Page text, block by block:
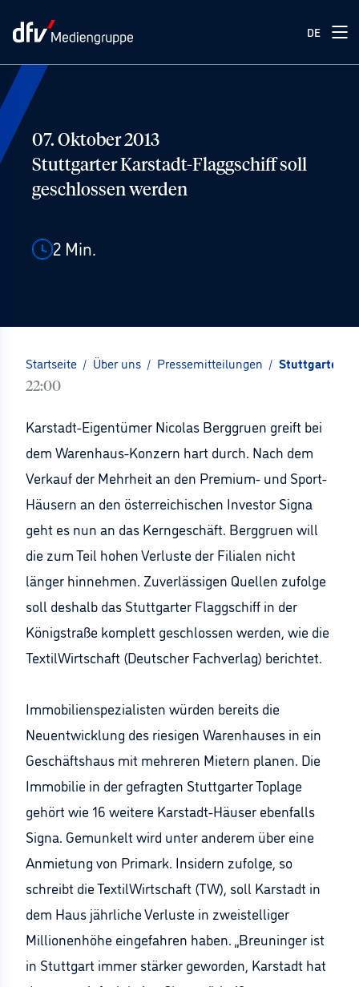
DE
07. Oktober 2013
Stuttgarter Karstadt-Flaggschiff soll
geschlossen werden
2 Min.
Startseite / Über uns / Pressemitteilungen / Stuttgarter
22:00
Karstadt-Eigentümer Nicolas Berggruen greift bei
dem Warenhaus-Konzern hart durch. Nach dem
Verkauf der Mehrheit an den Premium- und Sport-
Häusern an den österreichischen Investor Signa
geht es nun an das Kerngeschäft. Berggruen will
die zum Teil hohen Verluste der Filialen nicht
länger hinnehmen. Zuverlässigen Quellen zufolge
soll deshalb das Stuttgarter Flaggschiff in der
Königstraße komplett geschlossen werden, wie die
TextilWirtschaft (Deutscher Fachverlag) berichtet.
Immobilienspezialisten würden bereits die
Neuentwicklung des riesigen Warenhauses in ein
Geschäftshaus mit mehreren Mietern planen. Die
Immobilie in der gefragten Stuttgarter Toplage
gehört wie 16 weitere Karstadt-Häuser ebenfalls
Signa. Gemunkelt wird unter anderem über eine
Anmietung von Primark. Insidern zufolge, so
schreibt die TextilWirtschaft (TW), soll Karstadt in
dem Haus jährliche Verluste in zweistelliger
Millionenhöhe eingefahren haben. „Breuninger ist
in Stuttgart immer stärker geworden, Karstadt hat